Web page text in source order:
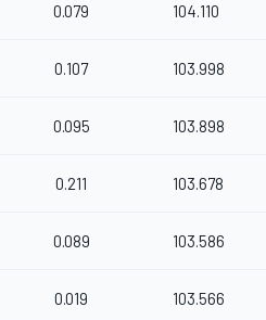
0.079 104.110
0.107 103.998
0.095 103.898
0.211 103.678
0.089 103.586
0.019 103.566